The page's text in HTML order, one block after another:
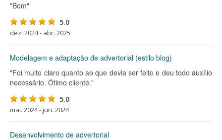
"Bom"
5.0
dez. 2024 - abr. 2025
Modelagem e adaptação de advertorial (estilo blog)
"Foi muito claro quanto ao que devia ser feito e deu todo auxílio
necessário. Ótimo cliente."
5.0
mai. 2024 - jun. 2024
Desenvolvimento de advertorial